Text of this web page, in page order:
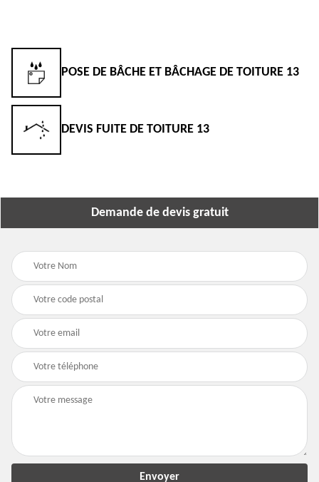
POSE DE BÂCHE ET BÂCHAGE DE TOITURE 13
DEVIS FUITE DE TOITURE 13
Demande de devis gratuit